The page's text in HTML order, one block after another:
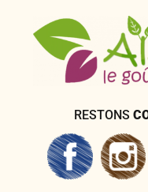
RESTONS